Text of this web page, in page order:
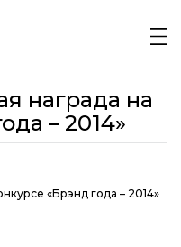
награда на
– 2014»
«Брэнд года – 2014»